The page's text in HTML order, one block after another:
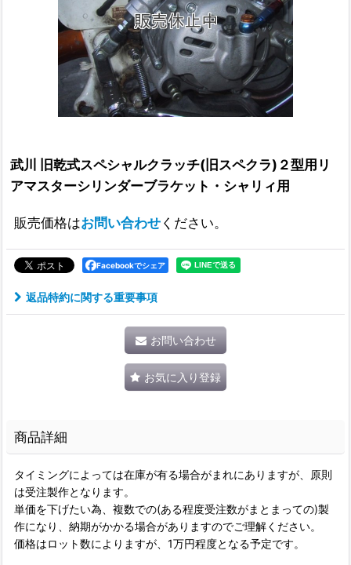
武川 旧乾式スペシャルクラッチ(旧スペクラ)２型用リ
アマスターシリンダーブラケット・シャリィ用
販売価格はお問い合わせください。
Facebookでシェア
返品特約に関する重要事項
お問い合わせ
お気に入り登録
商品詳細
タイミングによっては在庫が有る場合がまれにありますが、原則
は受注製作となります。
単価を下げたい為、複数での(ある程度受注数がまとまっての)製
作になり、納期がかかる場合がありますのでご理解ください。
価格はロット数によりますが、1万円程度となる予定です。